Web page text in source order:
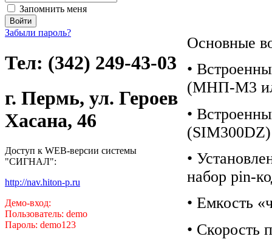
Запомнить меня
Забыли пароль?
Тел: (342) 249-43-03
г. Пермь, ул. Героев
Хасана, 46
Доступ к WEB-версии системы
"СИГНАЛ":
http://nav.hiton-p.ru
Демо-вход:
Пользователь: demo
Пароль: demo123
Основные
•
(МНП-М3
•
(SIM300DZ)
•
набор pin-
• Емкость
• Скорость